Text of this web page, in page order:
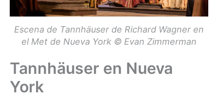
Escena de Tannhäuser de Richard Wagner en
el Met de Nueva York © Evan Zimmerman
Tannhäuser en Nueva
York